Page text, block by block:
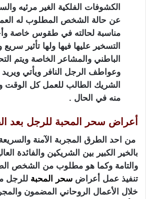
الكشوفات الفلكية الغير مرئيه
عن حالة الشخص المطلوب له
مناسبة لحالته في طقوس خاصة
التسخير عليها فيها ولها تأثير
الباطني والمشاعر الخاصة ويتم
وعواطف الرجل النافر ويأتي ويريد
الشريك الطالب للعمل كل الوقت
منه في الحال .
أعراض سحر المحبة للرجل بعد
من احد الطرق المجربة الآمنة والسريعة
بالخير الكبير بين الشريكين والفائدة
والتامة وكما هو مطلوب من الشخص
تنفيذ عمل أعراض سحر المحبة للرجل
خلال الأعمال الروحاني المضمون